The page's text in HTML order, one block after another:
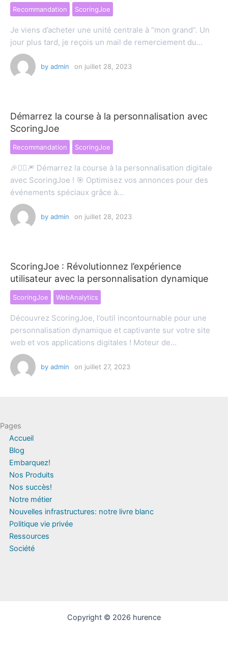
Recommandation ScoringJoe
Je viens d’acheter une unité centrale à “mon grand”. Un
jour plus tard, je reçois un mail de remerciement du…
by admin on juillet 28, 2023
Démarrez la course à la personnalisation avec
ScoringJoe
Recommandation ScoringJoe
🎉🚴‍♂️🎆 Démarrez la course à la personnalisation digitale
avec ScoringJoe ! 🎯 Optimisez vos annonces pour des
événements spéciaux grâce à…
by admin on juillet 28, 2023
ScoringJoe : Révolutionnez l’expérience
utilisateur avec la personnalisation dynamique
ScoringJoe WebAnalytics
Découvrez ScoringJoe, l’outil incontournable pour une
personnalisation dynamique et captivante sur votre site
web et vos applications digitales ! Moteur de…
by admin on juillet 27, 2023
Pages
Accueil
Blog
Embarquez!
Nos Produits
Nos succès!
Notre métier
Nouvelles infrastructures: notre livre blanc
Politique vie privée
Ressources
Société
Copyright © 2026 hurence